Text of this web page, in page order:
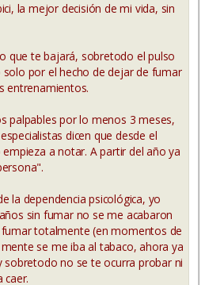
la mejor decisión de mi vida, sin
que te bajará, sobretodo el pulso
por el hecho de dejar de fumar
entrenamientos.
palpables por lo menos 3 meses,
dicen que desde el
a notar. A partir del año ya
la dependencia psicológica, yo
sin fumar no se me acabaron
totalmente (en momentos de
se me iba al tabaco, ahora ya
sobretodo no se te ocurra probar ni
caer.